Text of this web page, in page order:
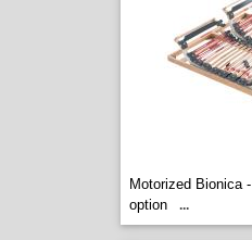
Motorized Bionica -
option
...